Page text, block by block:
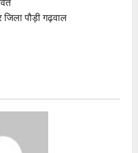
जिला पौड़ी गढ़वाल